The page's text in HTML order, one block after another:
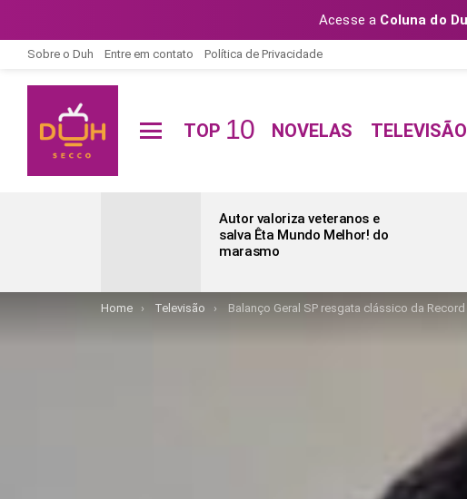
Acesse a Coluna do
Sobre o Duh Entre em contato Política de Privacidade
TOP 10 NOVELAS TELEVISÃO
Autor valoriza veteranos e
salva Êta Mundo Melhor! do
marasmo
You are here:
Home Televisão Balanço Geral SP resgata clássico da